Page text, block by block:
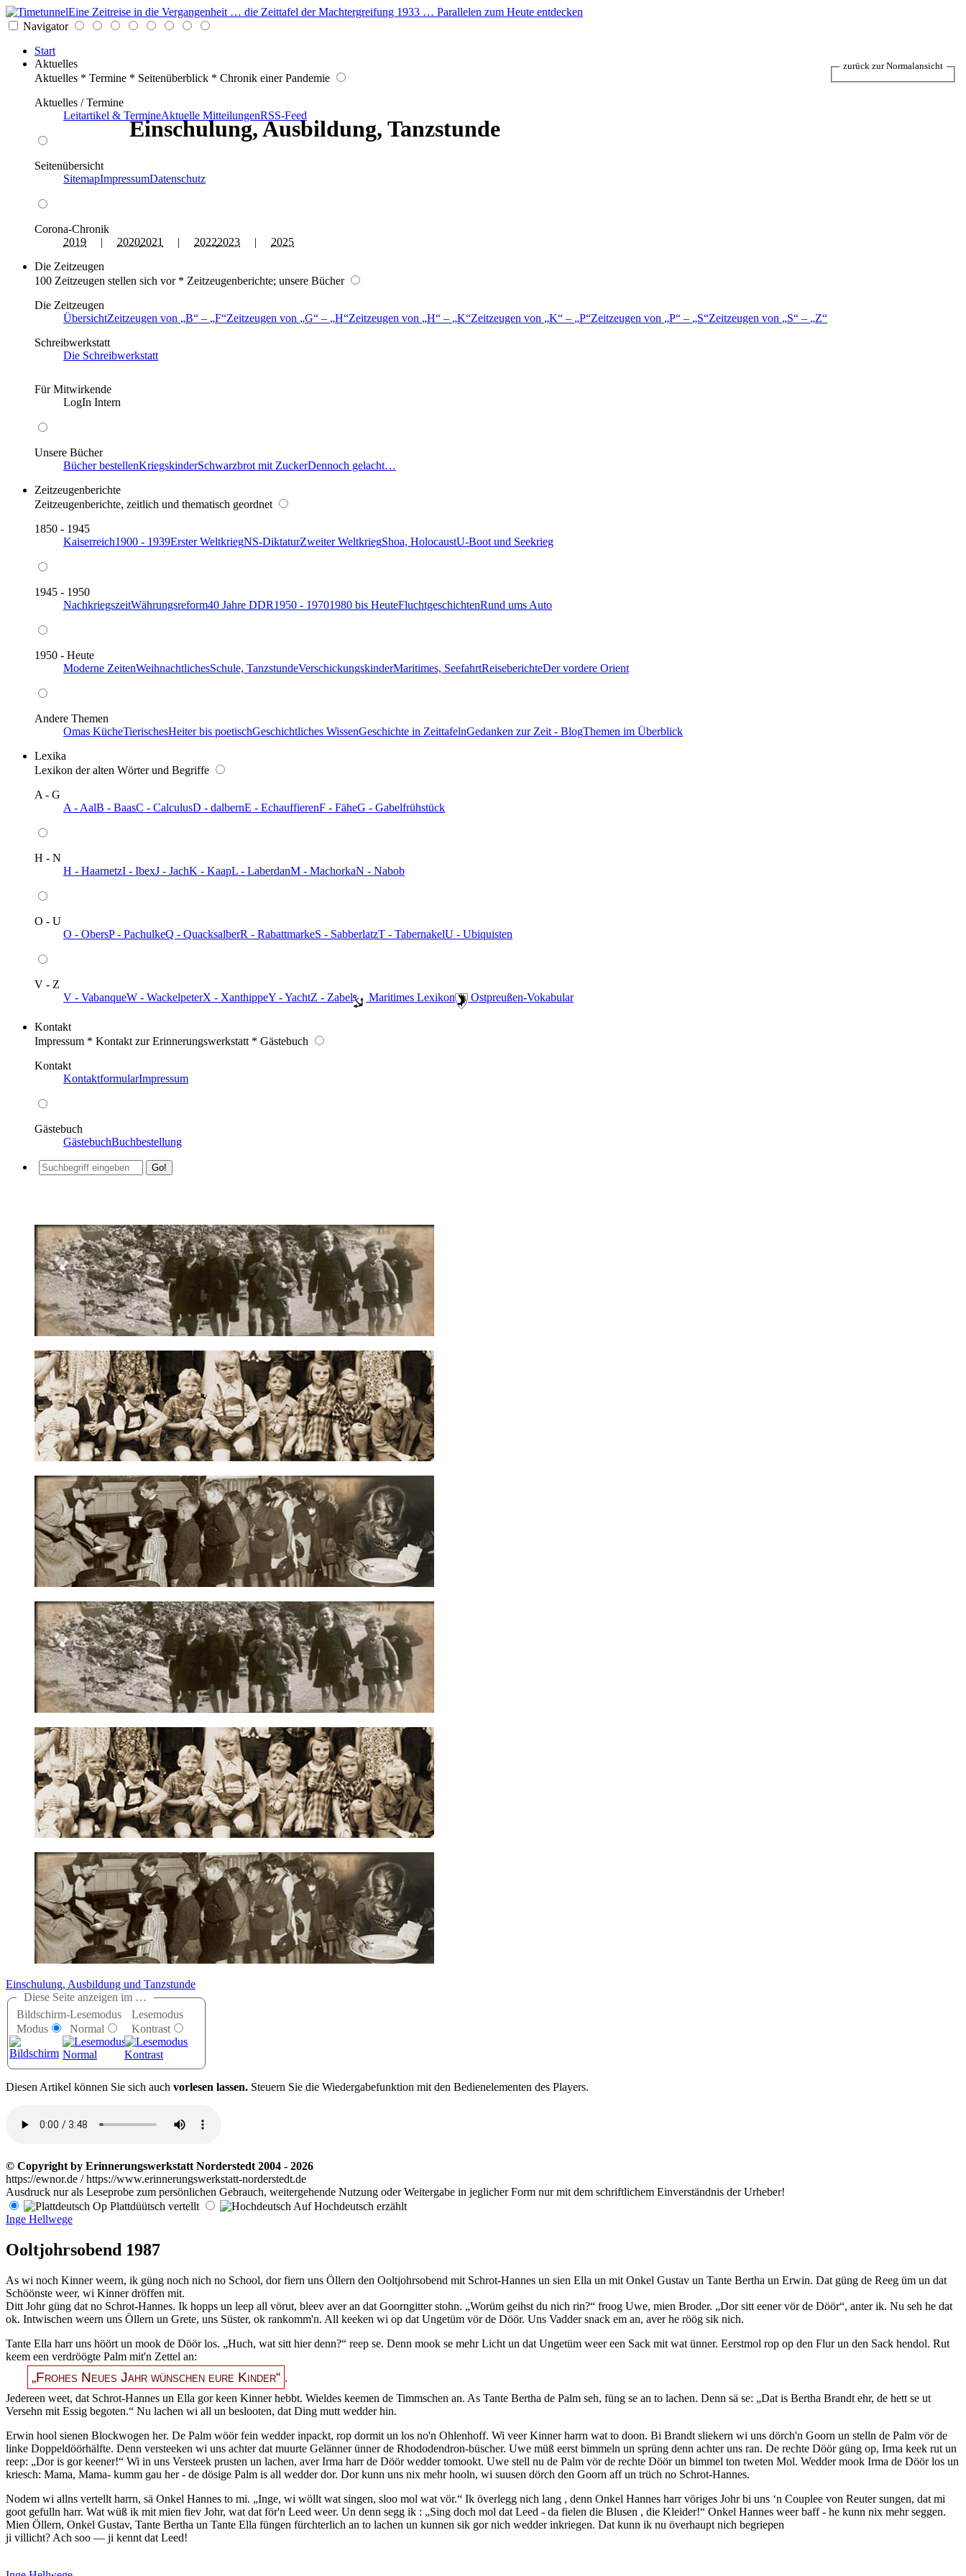
Eine Zeitreise in die Vergangenheit … die Zeittafel der Machtergreifung 1933 … Parallelen zum Heute entdecken
Navigator
Start
Aktuelles
Aktuelles * Termine * Seitenüberblick * Chronik einer Pandemie
Aktuelles / Termine
Leitartikel & TermineAktuelle MitteilungenRSS-Feed
Seitenübersicht
SitemapImpressumDatenschutz
Corona-Chronik
2019 | 20202021 | 20222023 | 2025
Die Zeitzeugen
100 Zeitzeugen stellen sich vor * Zeitzeugenberichte; unsere Bücher
Die Zeitzeugen
ÜbersichtZeitzeugen von B – F Zeitzeugen von G – H Zeitzeugen von H – K Zeitzeugen von K – P Zeitzeugen von P – S Zeitzeugen von S –
Z
Schreibwerkstatt
Die Schreibwerkstatt
Für Mitwirkende
LogIn Intern
Unsere Bücher
Bücher bestellenKriegskinderSchwarzbrot mit ZuckerDennoch gelacht…
Zeitzeugenberichte
Zeitzeugenberichte, zeitlich und thematisch geordnet
1850 - 1945
Kaiserreich1900 - 1939Erster WeltkriegNS-DiktaturZweiter WeltkriegShoa, HolocaustU-Boot und Seekrieg
1945 - 1950
NachkriegszeitWährungsreform40 Jahre DDR1950 - 19701980 bis HeuteFluchtgeschichtenRund ums Auto
1950 - Heute
Moderne ZeitenWeihnachtlichesSchule, TanzstundeVerschickungskinderMaritimes, SeefahrtReiseberichteDer vordere Orient
Andere Themen
Omas KücheTierischesHeiter bis poetischGeschichtliches WissenGeschichte in ZeittafelnGedanken zur Zeit - BlogThemen im Überblick
Lexika
Lexikon der alten Wörter und Begriffe
A - G
A - AalB - BaasC - CalculusD - dalbernE - EchauffierenF - FäheG - Gabelfrühstück
H - N
H - HaarnetzI - IbexJ - JachK - KaapL - LaberdanM - MachorkaN - Nabob
O - U
O - ObersP - PachulkeQ - QuacksalberR - RabattmarkeS - SabberlatzT - TabernakelU - Ubiquisten
V - Z
V - VabanqueW - WackelpeterX - XanthippeY - YachtZ - Zabel ️ Maritimes Lexikon ️ Ostpreußen-Vokabular
Kontakt
Impressum * Kontakt zur Erinnerungswerkstatt * Gästebuch
Kontakt
KontaktformularImpressum
Gästebuch
GästebuchBuchbestellung
Einschulung, Ausbildung, Tanzstunde
Einschulung, Ausbildung und Tanzstunde
Diese Seite anzeigen im …
Bildschirm-
Modus
Lesemodus
Normal
Lesemodus
Kontrast
Diesen Artikel können Sie sich auch vorlesen lassen. Steuern Sie die Wiedergabefunktion mit den Bedienelementen des Players.
© Copyright by Erinnerungswerkstatt Norderstedt 2004 - 2026
https://ewnor.de / https://www.erinnerungswerkstatt-norderstedt.de
Ausdruck nur als Leseprobe zum persönlichen Gebrauch, weitergehende Nutzung oder Weitergabe in jeglicher Form nur mit dem schriftlichem Einverständnis der Urheber!
zurück zur Normalansicht
Op Plattdüütsch vertellt
Auf Hochdeutsch erzählt
Inge Hellwege
Ooltjohrsobend 1987
As wi noch Kinner weern, ik güng noch nich no School, dor fiern uns Öllern den Ooltjohrsobend mit Schrot-Hannes un sien Ella un mit Onkel Gustav un Tante Bertha un Erwin. Dat güng de Reeg üm un dat
Schöönste weer, wi Kinner dröffen mit.
Ditt Johr güng dat no Schrot-Hannes. Ik hopps un leep all vörut, bleev aver an dat Goorngitter stohn.
Worüm geihst du nich rin? froog Uwe, mien Broder. Dor sitt eener vör de Döör , anter ik. Nu seh he dat
ok. Intwischen weern uns Öllern un Grete, uns Süster, ok rankomm'n. All keeken wi op dat Ungetüm vör de Döör. Uns Vadder snack em an, aver he röög sik nich.
Tante Ella harr uns höört un mook de Döör los.
Huch, wat sitt hier denn?
reep se. Denn mook se mehr Licht un dat Ungetüm weer een Sack mit wat ünner. Eerstmol rop op den Flur un den Sack hendol. Rut
keem een verdröögte Palm mit'n Zettel an:
Frohes Neues Jahr wünschen eure Kinder
.
Jedereen weet, dat Schrot-Hannes un Ella gor keen Kinner hebbt. Wieldes keemen de Timmschen an. As Tante Bertha de Palm seh, füng se an to lachen. Denn sä se:
Dat is Bertha Brandt ehr, de hett se ut
Versehn mit Essig begoten.
Nu lachen wi all un beslooten, dat Ding mutt wedder hin.
Erwin hool sienen Blockwogen her. De Palm wöör fein wedder inpackt, rop dormit un los no'n Ohlenhoff. Wi veer Kinner harrn wat to doon. Bi Brandt sliekern wi uns dörch'n Goorn un stelln de Palm vör de
linke Doppeldöörhälfte. Denn versteeken wi uns achter dat muurte Gelänner ünner de Rhododendron-büscher. Uwe müß eerst bimmeln un sprüng denn achter uns ran. De rechte Döör güng op, Irma keek rut un
reep:
Dor is gor keener!
Wi in uns Versteek prusten un lachen, aver Irma harr de Döör wedder tomookt. Uwe stell nu de Palm vör de rechte Döör un bimmel ton tweten Mol. Wedder mook Irma de Döör los un
kriesch: Mama, Mama- kumm gau her - de dösige Palm is all wedder dor. Dor kunn uns nix mehr hooln, wi suusen dörch den Goorn aff un trüch no Schrot-Hannes.
Nodem wi allns vertellt harrn, sä Onkel Hannes to mi.
Inge, wi wöllt wat singen, sloo mol wat vör.
Ik överlegg nich lang , denn Onkel Hannes harr vöriges Johr bi uns ‘n Couplee von Reuter sungen, dat mi
goot gefulln harr. Wat wüß ik mit mien fiev Johr, wat dat för'n Leed weer. Un denn segg ik :
Sing doch mol dat Leed - da fielen die Blusen , die Kleider!
Onkel Hannes weer baff - he kunn nix mehr seggen.
Mien Öllern, Onkel Gustav, Tante Bertha un Tante Ella füngen fürchterlich an to lachen un kunnen sik gor nich wedder inkriegen. Dat kunn ik nu överhaupt nich begriepen
ji villicht? Ach soo — ji kennt dat Leed!